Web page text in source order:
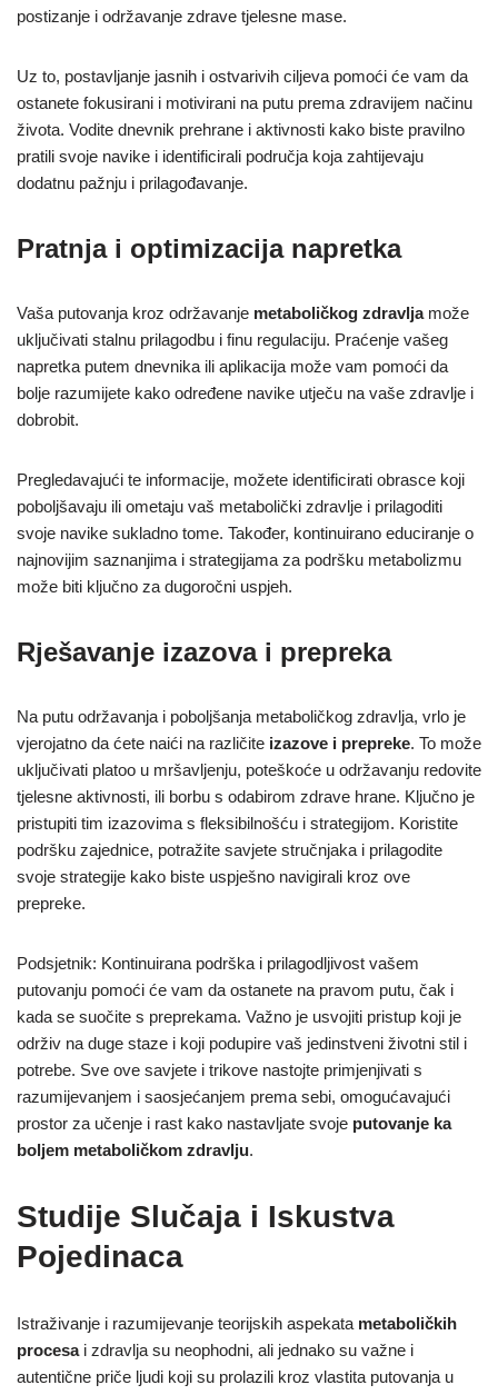
postizanje i održavanje zdrave tjelesne mase.
Uz to, postavljanje jasnih i ostvarivih ciljeva pomoći će vam da
ostanete fokusirani i motivirani na putu prema zdravijem načinu
života. Vodite dnevnik prehrane i aktivnosti kako biste pravilno
pratili svoje navike i identificirali područja koja zahtijevaju
dodatnu pažnju i prilagođavanje.
Pratnja i optimizacija napretka
Vaša putovanja kroz održavanje metaboličkog zdravljamože
uključivati stalnu prilagodbu i finu regulaciju. Praćenje vašeg
napretka putem dnevnika ili aplikacija može vam pomoći da
bolje razumijete kako određene navike utječu na vaše zdravlje i
dobrobit.
Pregledavajući te informacije, možete identificirati obrasce koji
poboljšavaju ili ometaju vaš metabolički zdravlje i prilagoditi
svoje navike sukladno tome. Također, kontinuirano educiranje o
najnovijim saznanjima i strategijama za podršku metabolizmu
može biti ključno za dugoročni uspjeh.
Rješavanje izazova i prepreka
Na putu održavanja i poboljšanja metaboličkog zdravlja, vrlo je
vjerojatno da ćete naići na različite izazove i prepreke. To može
uključivati platoo u mršavljenju, poteškoće u održavanju redovite
tjelesne aktivnosti, ili borbu s odabirom zdrave hrane. Ključno je
pristupiti tim izazovima s fleksibilnošću i strategijom. Koristite
podršku zajednice, potražite savjete stručnjaka i prilagodite
svoje strategije kako biste uspješno navigirali kroz ove
prepreke.
Podsjetnik: Kontinuirana podrška i prilagodljivost vašem
putovanju pomoći će vam da ostanete na pravom putu, čak i
kada se suočite s preprekama. Važno je usvojiti pristup koji je
održiv na duge staze i koji podupire vaš jedinstveni životni stil i
potrebe. Sve ove savjete i trikove nastojte primjenjivati ​​s
razumijevanjem i saosjećanjem prema sebi, omogućavajući
prostor za učenje i rast kako nastavljate svoje putovanje ka
boljem metaboličkom zdravlju.
Studije Slučaja i Iskustva
Pojedinaca
Istraživanje i razumijevanje teorijskih aspekata metaboličkih
procesai zdravlja su neophodni, ali jednako su važne i
autentične priče ljudi koji su prolazili kroz vlastita putovanja u